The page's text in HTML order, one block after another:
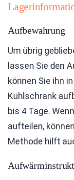
Aufbewahrung
Um übrig
lassen Sie den
können Sie ihn
Kühlschrank
bis 4 Tage.
aufteilen,
Methode hilft